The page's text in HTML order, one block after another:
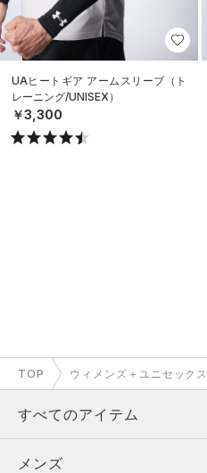
UAヒートギア アームスリーブ（ト
レーニング/UNISEX）
￥3,300
TOP ウィメンズ＋ユニセックス
すべてのアイテム
メンズ
メンズ